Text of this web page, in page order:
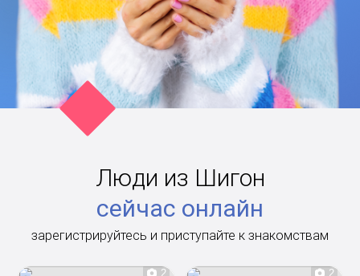
Люди из Шигон
сейчас онлайн
зарегистрируйтесь и приступайте к знакомствам
2 2